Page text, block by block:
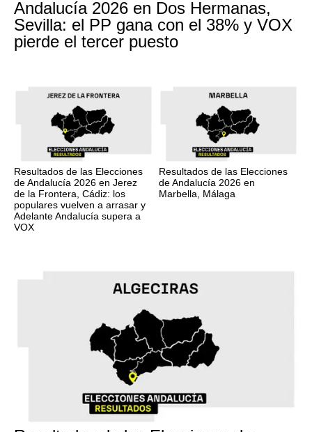
Andalucía 2026 en Dos Hermanas,
Sevilla: el PP gana con el 38% y VOX
pierde el tercer puesto
Resultados de las Elecciones
de Andalucía 2026 en Jerez
de la Frontera, Cádiz: los
populares vuelven a arrasar y
Adelante Andalucía supera a
VOX
Resultados de las Elecciones
de Andalucía 2026 en
Marbella, Málaga